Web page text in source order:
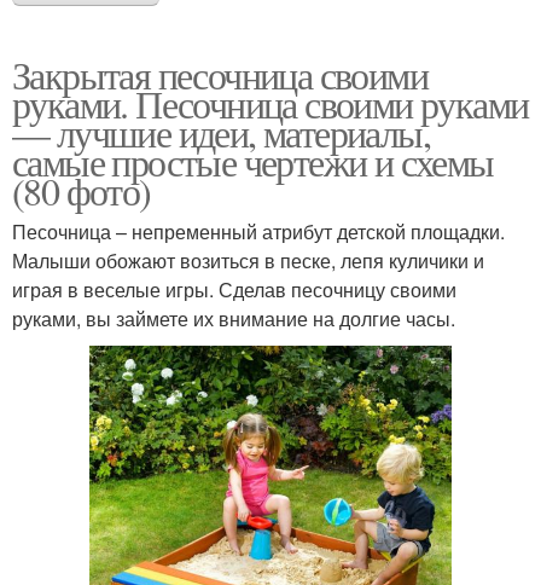
Закрытая песочница своими
руками. Песочница своими руками
— лучшие идеи, материалы,
самые простые чертежи и схемы
(80 фото)
Песочница – непременный атрибут детской площадки.
Малыши обожают возиться в песке, лепя куличики и
играя в веселые игры. Сделав песочницу своими
руками, вы займете их внимание на долгие часы.